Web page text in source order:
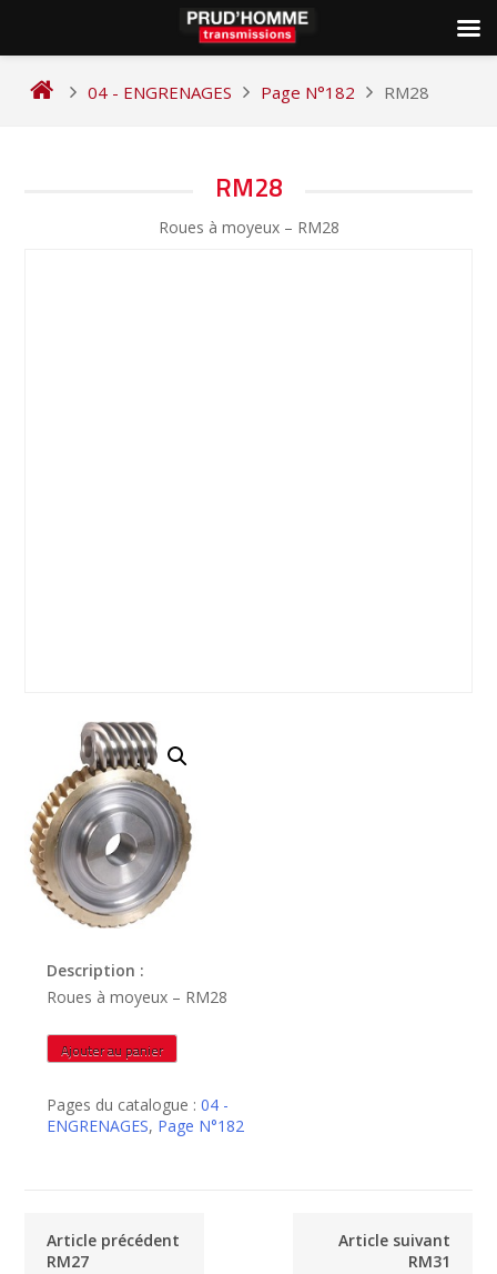
04 - ENGRENAGES Page N°182 RM28
RM28
Roues à moyeux – RM28
Description :
Roues à moyeux – RM28
quantité
de
Ajouter au panier
Pages du catalogue :04 -
ENGRENAGES, Page N°182
Article précédent
RM27
Article suivant
RM31